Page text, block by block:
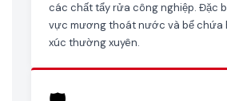
các chất tẩy rửa công nghiệp. Đặc
vực mương thoát nước và bể chứa
xúc thường xuyên.